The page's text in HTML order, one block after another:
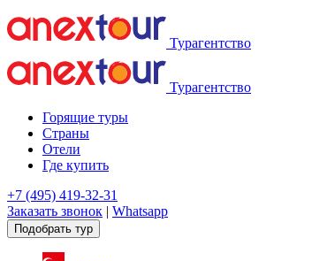
Турагентство
Турагентство
Горящие туры
Страны
Отели
Где купить
+7 (495) 419-32-31
Заказать звонок | Whatsapp
Подобрать тур